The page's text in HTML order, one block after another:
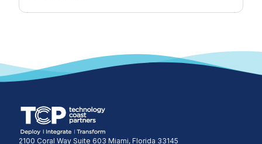
2100 Coral Way Suite 603 Miami, Florida 33145